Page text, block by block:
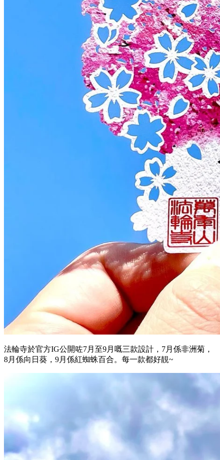
法輪寺於官方IG公開咗7月至9月嘅三款設計，7月係非洲菊，
8月係向日葵，9月係紅蜘蛛百合。每一款都好靚~